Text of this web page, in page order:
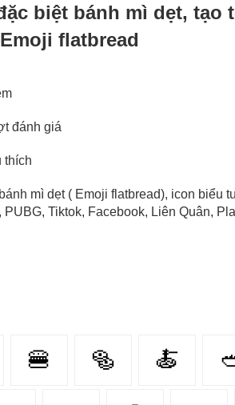
biệt bánh mì dẹt, tạo
flatbread
đánh giá
thích
mì dẹt ( Emoji flatbread), icon biểu
Tiktok, Facebook, Liên Quân,
🍔 🥯 🍝